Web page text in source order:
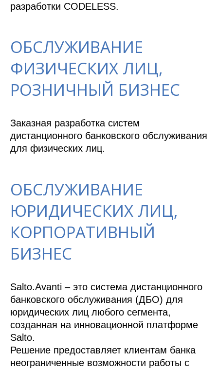
разработки CODELESS.
ОБСЛУЖИВАНИЕ
ФИЗИЧЕСКИХ ЛИЦ,
РОЗНИЧНЫЙ БИЗНЕС
Заказная разработка систем
дистанционного банковского обслуживания
для физических лиц.
ОБСЛУЖИВАНИЕ
ЮРИДИЧЕСКИХ ЛИЦ,
КОРПОРАТИВНЫЙ
БИЗНЕС
Salto.Avanti – это система дистанционного
банковского обслуживания (ДБО) для
юридических лиц любого сегмента,
созданная на инновационной платформе
Salto.
Решение предоставляет клиентам банка
неограниченные возможности работы с